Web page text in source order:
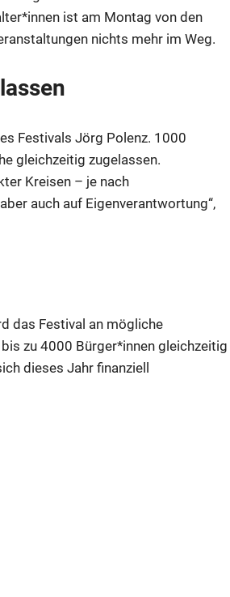
ist am Montag von den
nichts mehr im Weg.
Festivals Jörg Polenz. 1000
gleichzeitig zugelassen.
Kreisen – je nach
auch auf Eigenverantwortung“,
das Festival an mögliche
zu 4000 Bürger*innen gleichzeitig
dieses Jahr finanziell